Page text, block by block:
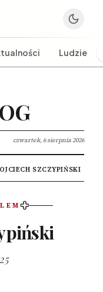
Ludzie
czwartek, 6 sierpnia 2026
SZCZYPIŃSKI